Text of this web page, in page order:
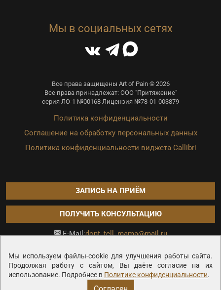
Мы используем файлы-cookie для улучшения работы сайта.
Продолжая работу с сайтом, Вы даёте согласие на их
использование. Подробнее в Политике конфиденциальности.
Мы в социальных сетях
Все права защищены Art of Pain © 2026
Все права принадлежат: ООО "Притяжение"
серия ЛО-1 №00168 Лицензия №78-01-003879
Политика конфиденциальности
Соглашение на обработку персональных данных
Политика конфиденциальности виджета Callibri
ЗАПИСЬ НА ПРИЁМ
ПОЛУЧИТЬ КОНСУЛЬТАЦИЮ
E-Mail:dont_tell_mama@mail.ru